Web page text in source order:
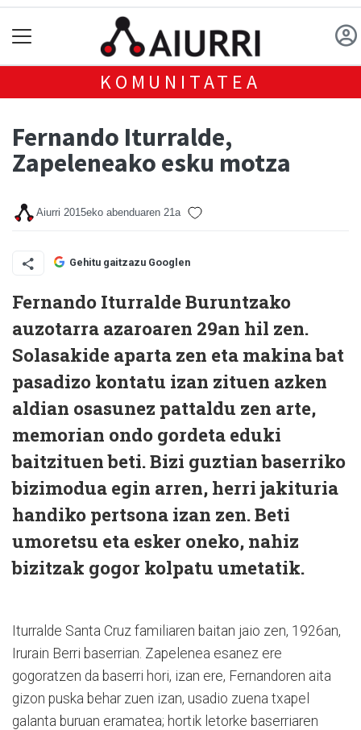
KOMUNITATEA
Fernando Iturralde,
Zapeleneako esku motza
Aiurri 2015eko abenduaren 21a
Gehitu gaitzazu Googlen
Fernando Iturralde Buruntzako
auzotarra azaroaren 29an hil zen.
Solasakide aparta zen eta makina bat
pasadizo kontatu izan zituen azken
aldian osasunez pattaldu zen arte,
memorian ondo gordeta eduki
baitzituen beti. Bizi guztian baserriko
bizimodua egin arren, herri jakituria
handiko pertsona izan zen. Beti
umoretsu eta esker oneko, nahiz
bizitzak gogor kolpatu umetatik.
Iturralde Santa Cruz familiaren baitan jaio zen, 1926an,
Irurain Berri baserrian. Zapelenea esanez ere
gogoratzen da baserri hori, izan ere, Fernandoren aita
gizon puska behar zuen izan, usadio zuena txapel
galanta buruan eramatea; hortik letorke baserriaren